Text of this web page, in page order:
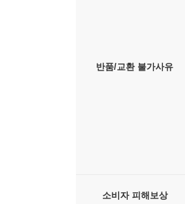
반품/교환 불가사유
소비자 피해보상